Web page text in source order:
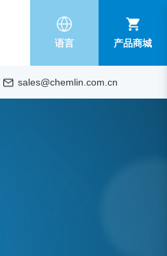
语言 产品商城
sales@chemlin.com.cn